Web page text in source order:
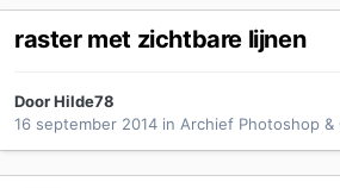
raster met zichtbare lijnen
DoorHilde78
16 september 2014 in Archief Photoshop